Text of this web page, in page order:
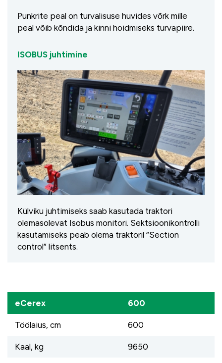
Punkrite peal on turvalisuse huvides võrk mille
peal võib kõndida ja kinni hoidmiseks turvapiire.
ISOBUS juhtimine
Külviku juhtimiseks saab kasutada traktori
olemasolevat Isobus monitori. Sektsioonikontrolli
kasutamiseks peab olema traktoril “Section
control” litsents.
eCerex 600
Töölaius, cm 600
Kaal, kg 9650